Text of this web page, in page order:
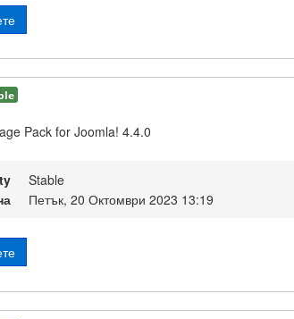
Pack for Joomla! 4.4.0
Stable
Петък, 20 Октомври 2023 13:19